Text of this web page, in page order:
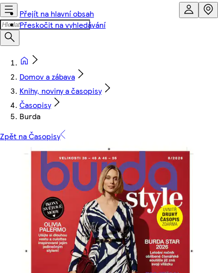
Přejít na hlavní obsah
Přeskočit na vyhledávání
Domov a zábava
Knihy, noviny a časopisy
Časopisy
Burda
Zpět na Časopisy